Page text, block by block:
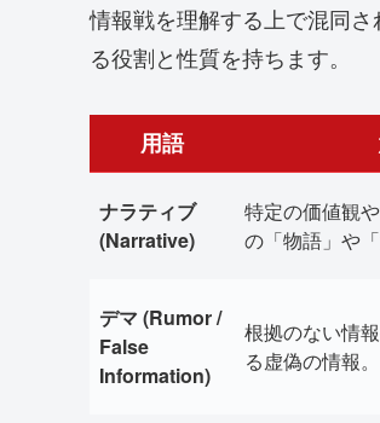
情報戦を理解する上で混同
る役割と性質を持ちます。
用語
ナラティブ
(Narrative)
特定の価値観
の「物語」や「
デマ (Rumor /
False
Information)
根拠のない情
る虚偽の情報。